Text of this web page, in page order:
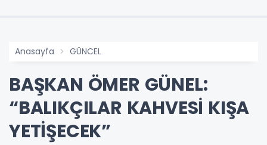
Anasayfa GÜNCEL
BAŞKAN ÖMER GÜNEL:
“BALIKÇILAR KAHVESİ KIŞA
YETİŞECEK”